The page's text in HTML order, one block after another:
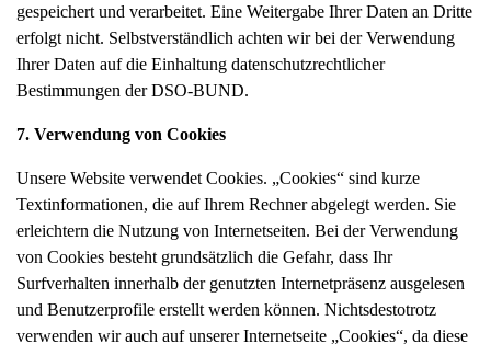
gespeichert und verarbeitet. Eine Weitergabe Ihrer Daten an Dritte
erfolgt nicht. Selbstverständlich achten wir bei der Verwendung
Ihrer Daten auf die Einhaltung datenschutzrechtlicher
Bestimmungen der DSO-BUND.
7. Verwendung von Cookies
Unsere Website verwendet Cookies. „Cookies“ sind kurze
Textinformationen, die auf Ihrem Rechner abgelegt werden. Sie
erleichtern die Nutzung von Internetseiten. Bei der Verwendung
von Cookies besteht grundsätzlich die Gefahr, dass Ihr
Surfverhalten innerhalb der genutzten Internetpräsenz ausgelesen
und Benutzerprofile erstellt werden können. Nichtsdestotrotz
verwenden wir auch auf unserer Internetseite „Cookies“, da diese